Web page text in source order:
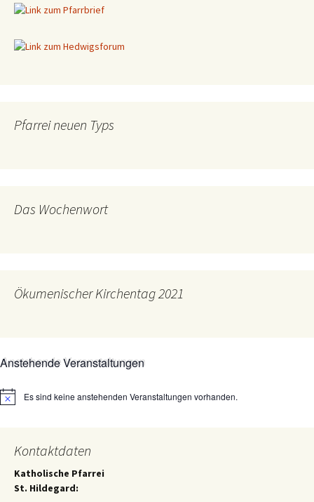
Pfarrei neuen Typs
Das Wochenwort
Ökumenischer Kirchentag 2021
Anstehende Veranstaltungen
HinweisEs sind keine anstehenden Veranstaltungen vorhanden.
Kontaktdaten
Katholische Pfarrei
St. Hildegard: